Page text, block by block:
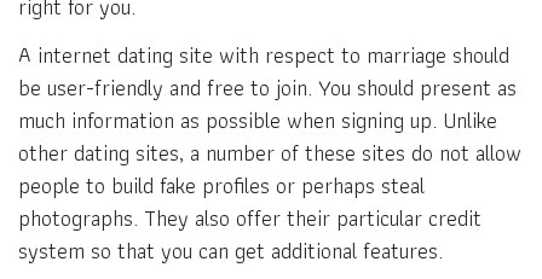
A internet dating site with respect to marriage should
be user-friendly and free to join. You should present as
much information as possible when signing up. Unlike
other dating sites, a number of these sites do not allow
people to build fake profiles or perhaps steal
photographs. They also offer their particular credit
system so that you can get additional features.